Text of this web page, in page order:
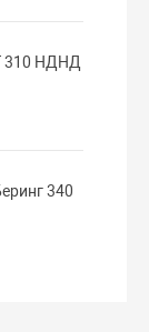
310 НДНД
340